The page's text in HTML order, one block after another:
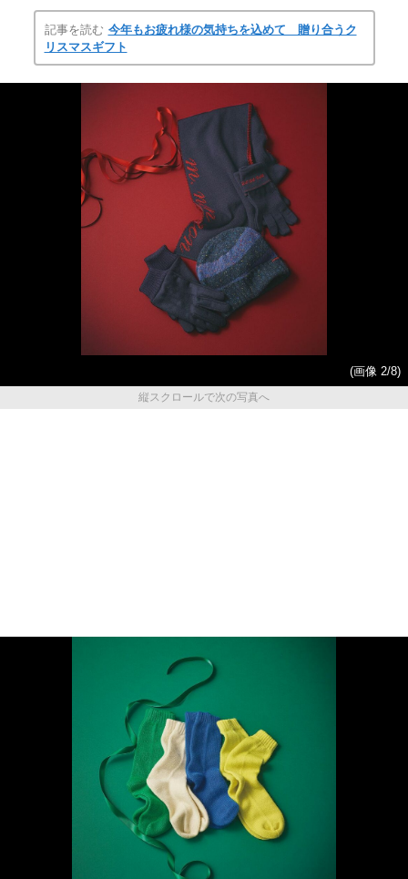
記事を読む 今年もお疲れ様の気持ちを込めて 贈り合うク
リスマスギフト
(画像 2/8)
縦スクロールで次の写真へ